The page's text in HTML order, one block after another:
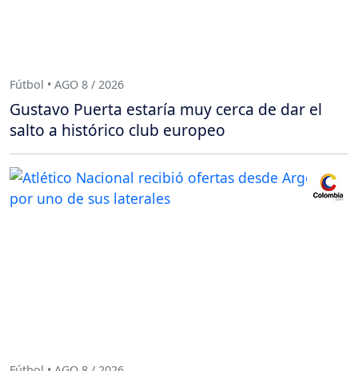
Fútbol • AGO 8 / 2026
Gustavo Puerta estaría muy cerca de dar el
salto a histórico club europeo